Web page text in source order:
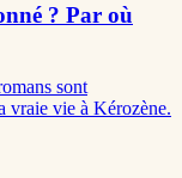
? Par où
sont
vraie vie à Kérozène.